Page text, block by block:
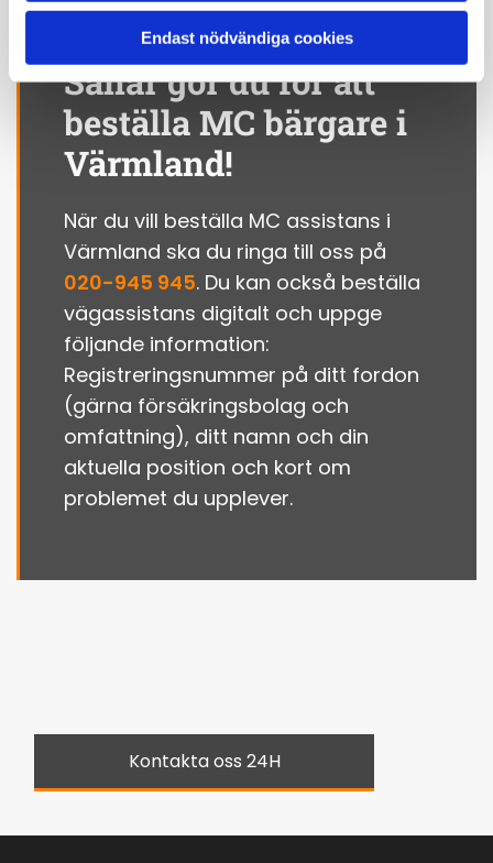
Endast nödvändiga cookies
Såhär gör du för att
beställa MC bärgare i
Värmland!
När du vill beställa MC assistans i
Värmland ska du ringa till oss på
020-945 945. Du kan också beställa
vägassistans digitalt och uppge
följande information:
Registreringsnummer på ditt fordon
(gärna försäkringsbolag och
omfattning), ditt namn och din
aktuella position och kort om
problemet du upplever.
Kontakta oss 24H